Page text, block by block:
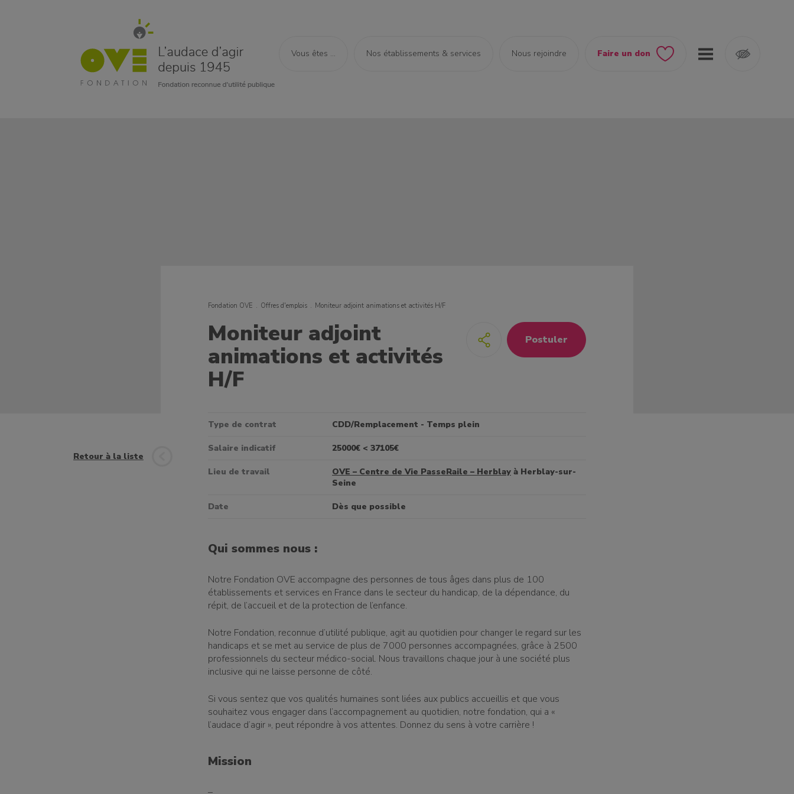
Vous êtes ... Nos établissements & services Nous rejoindre Faire un don
Fondation OVE Offres d'emplois Moniteur adjoint animations et activités H/F
Retour à la liste
Postuler
Moniteur adjoint
animations et activités
H/F
Type de contrat CDD/Remplacement - Temps plein
Salaire indicatif 25000€ < 37105€
Lieu de travail OVE – Centre de Vie PasseRaile – Herblay à Herblay-sur-
Seine
Date Dès que possible
Qui sommes nous :
Notre Fondation OVE accompagne des personnes de tous âges dans plus de 100
établissements et services en France dans le secteur du handicap, de la dépendance, du
répit, de l’accueil et de la protection de l’enfance.
Notre Fondation, reconnue d’utilité publique, agit au quotidien pour changer le regard sur les
handicaps et se met au service de plus de 7000 personnes accompagnées, grâce à 2500
professionnels du secteur médico-social. Nous travaillons chaque jour à une société plus
inclusive qui ne laisse personne de côté.
Si vous sentez que vos qualités humaines sont liées aux publics accueillis et que vous
souhaitez vous engager dans l’accompagnement au quotidien, notre fondation, qui a «
l’audace d’agir », peut répondre à vos attentes. Donnez du sens à votre carrière !
Mission